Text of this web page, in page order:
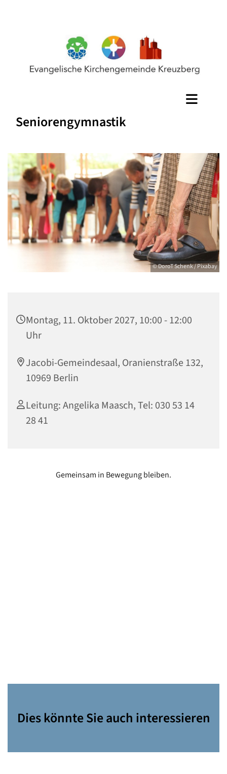
Seniorengymnastik
© DoroT Schenk / Pixabay
Montag, 11. Oktober 2027, 10:00 - 12:00
Uhr
Jacobi-Gemeindesaal, Oranienstraße 132,
10969 Berlin
Leitung: Angelika Maasch, Tel: 030 53 14
28 41
Gemeinsam in Bewegung bleiben.
Dies könnte Sie auch interessieren